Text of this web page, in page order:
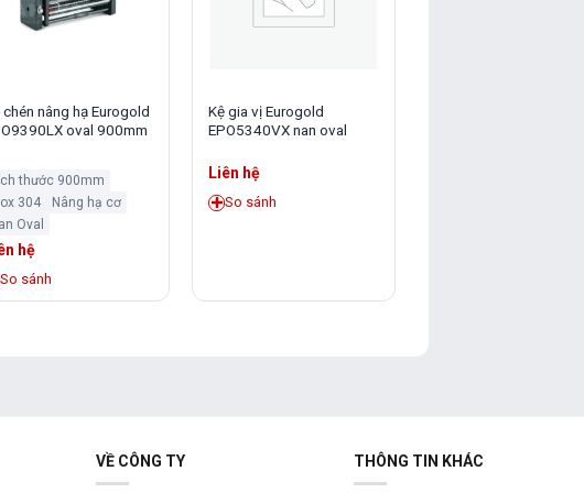
chén nâng hạ Eurogold
oval 900mm
thước 900mm
304
Nâng hạ cơ
Oval
hệ
So sánh
Kệ gia vị Eurogold
EPO5340VX nan oval
Liên hệ
So sánh
VỀ CÔNG TY THÔNG TIN KHÁC